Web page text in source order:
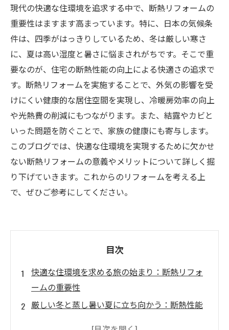
現代の快適な住環境を追求する中で、断熱リフォームの
重要性はますます高まっています。特に、日本の気候条
件は、四季がはっきりしているため、冬は厳しい寒さ
に、夏は高い湿度と暑さに悩まされがちです。そこで重
要なのが、住宅の断熱性能の向上による快適さの追求で
す。断熱リフォームを実施することで、外気の影響を受
けにくい健康的な居住空間を実現し、冷暖房効率の向上
や光熱費の削減にもつながります。また、結露やカビと
いった問題を防ぐことで、家族の健康にも寄与します。
このブログでは、快適な住環境を実現するために欠かせ
ない断熱リフォームの意義やメリットについて詳しく掘
り下げていきます。これからのリフォームを考える上
で、ぜひご参考にしてください。
目次
快適な住環境を求める旅の始まり：断熱リフォ
ームの重要性
厳しい冬と蒸し暑い夏に立ち向かう：断熱性能